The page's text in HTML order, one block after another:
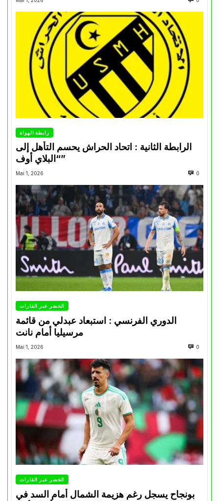
رابطة الهواة
الرابطة الثانية : اتحاد الحراش يحسم التأهل إلى
“البلاي أوف”
Mai 1, 2026 0
الخضر عبر القارات
الدوري الفرنسي : استبعاد عبدلي من قائمة
مرسيليا أمام نانت
Mai 1, 2026 0
الخضر عبر القارات
بونجاح يسجل رغم هزيمة الشمال أمام السد في